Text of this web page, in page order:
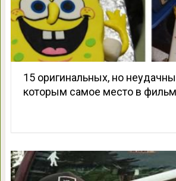
15 оригинальных, но
которым самое место в